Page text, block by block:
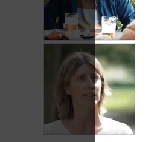
Jean, 58 ans,
profite de la vie
malgré les fuites
urinaires